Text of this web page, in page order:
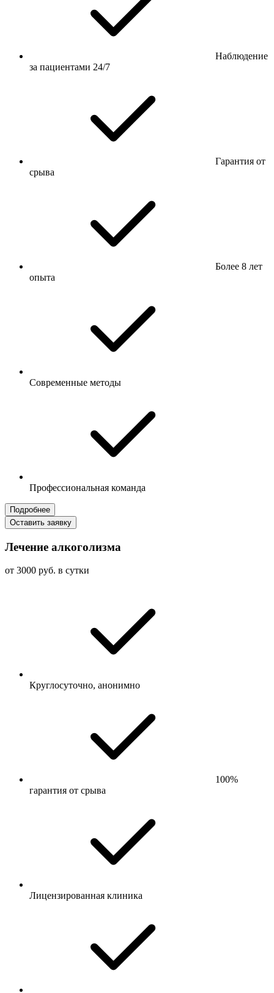
Наблюдение
за пациентами 24/7
Гарантия от
срыва
Более 8 лет
опыта
Современные методы
Профессиональная команда
Подробнее
Оставить заявку
Лечение алкоголизма
от 3000 руб. в сутки
Круглосуточно, анонимно
100%
гарантия от срыва
Лицензированная клиника